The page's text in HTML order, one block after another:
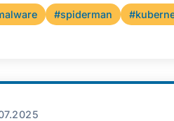
#spiderman